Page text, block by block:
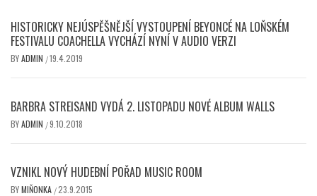
HISTORICKY NEJÚSPĚŠNĚJŠÍ VYSTOUPENÍ BEYONCÉ NA LOŇSKÉM
FESTIVALU COACHELLA VYCHÁZÍ NYNÍ V AUDIO VERZI
BYADMIN /19.4.2019
BARBRA STREISAND VYDÁ 2. LISTOPADU NOVÉ ALBUM WALLS
BYADMIN /9.10.2018
VZNIKL NOVÝ HUDEBNÍ POŘAD MUSIC ROOM
BYMIŇONKA /23.9.2015